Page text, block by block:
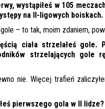
wystąpiłeś w 105
na II-ligowych boiskach.
– to tak, moim zdaniem,
ciała strzelałeś
strzelających
nie. Więcej trafień
pierwszego gola w II lidze?